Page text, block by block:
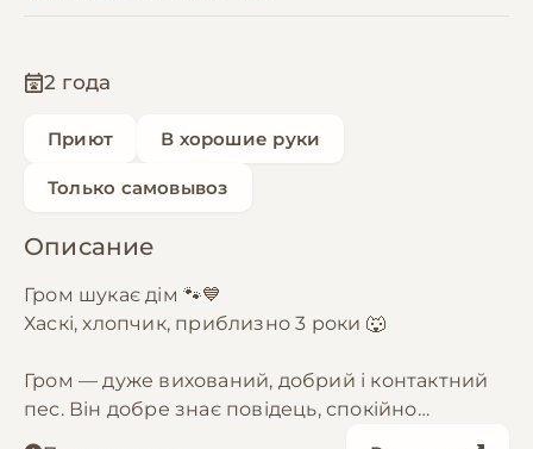
2 года
Приют В хорошие руки
Только самовывоз
Описание
Гром шукає дім 🐾💙
Хаскі, хлопчик, приблизно 3 роки 🐺
Гром — дуже вихований, добрий і контактний
пес. Він добре знає повідець, спокійно